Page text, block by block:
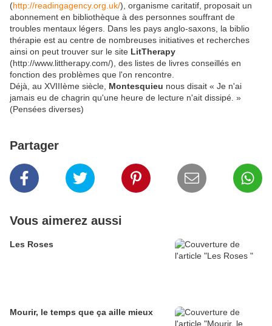
(http://readingagency.org.uk/), organisme caritatif, proposait un
abonnement en bibliothèque à des personnes souffrant de
troubles mentaux légers. Dans les pays anglo-saxons, la biblio
thérapie est au centre de nombreuses initiatives et recherches
ainsi on peut trouver sur le site LitTherapy
(http://www.littherapy.com/), des listes de livres conseillés en
fonction des problèmes que l'on rencontre.
Déjà, au XVIIIème siècle, Montesquieu nous disait « Je n'ai
jamais eu de chagrin qu'une heure de lecture n'ait dissipé. »
(Pensées diverses)
Partager
Vous aimerez aussi
Les Roses
Mourir, le temps que ça aille mieux